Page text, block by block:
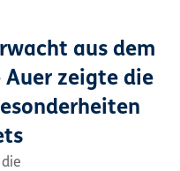
aus dem
zeigte die